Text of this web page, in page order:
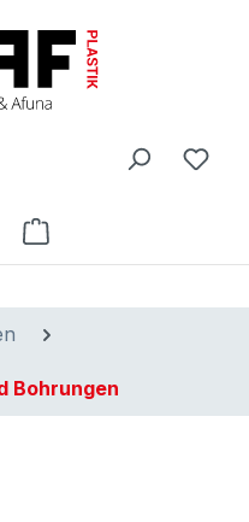
Warenkorb enthält
Bohrungen